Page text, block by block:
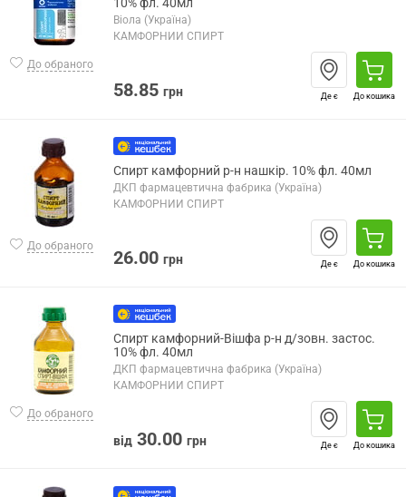
До обраного
Віола (Україна)
КАМФОРНИЙ СПИРТ
58.85 грн Де є До кошика
До обраного
Спирт камфорний р-н нашкір. 10% фл. 40мл
ДКП фармацевтична фабрика (Україна)
КАМФОРНИЙ СПИРТ
26.00 грн Де є До кошика
До обраного
Спирт камфорний-Вішфа р-н д/зовн. застос.
10% фл. 40мл
ДКП фармацевтична фабрика (Україна)
КАМФОРНИЙ СПИРТ
від 30.00 грн Де є До кошика